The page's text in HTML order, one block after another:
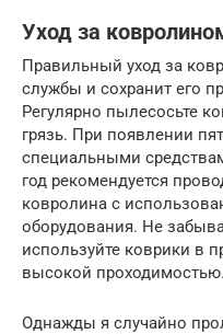
Уход за
Правильный уход за
службы и сохранит его
Регулярно пылесосьте
грязь. При появлении
специальными
год рекомендуется
ковролина с
оборудования. Не
используйте коврики в
высокой проходимостью.
Однажды я случайно